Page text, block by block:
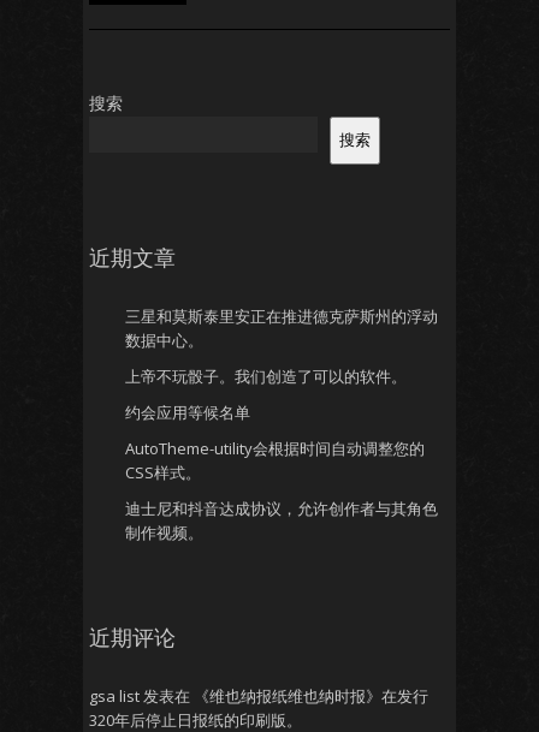
搜索
搜索
近期文章
三星和莫斯泰里安正在推进德克萨斯州的浮动
数据中心。
上帝不玩骰子。我们创造了可以的软件。
约会应用等候名单
AutoTheme-utility会根据时间自动调整您的
CSS样式。
迪士尼和抖音达成协议，允许创作者与其角色
制作视频。
近期评论
gsa list发表在
《维也纳报纸维也纳时报》在发行
320年后停止日报纸的印刷版。